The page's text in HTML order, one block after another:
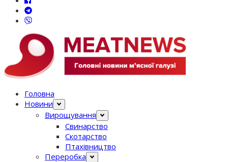
Головна
Новини
Вирощування
Свинарство
Скотарство
Птахівництво
Переробка